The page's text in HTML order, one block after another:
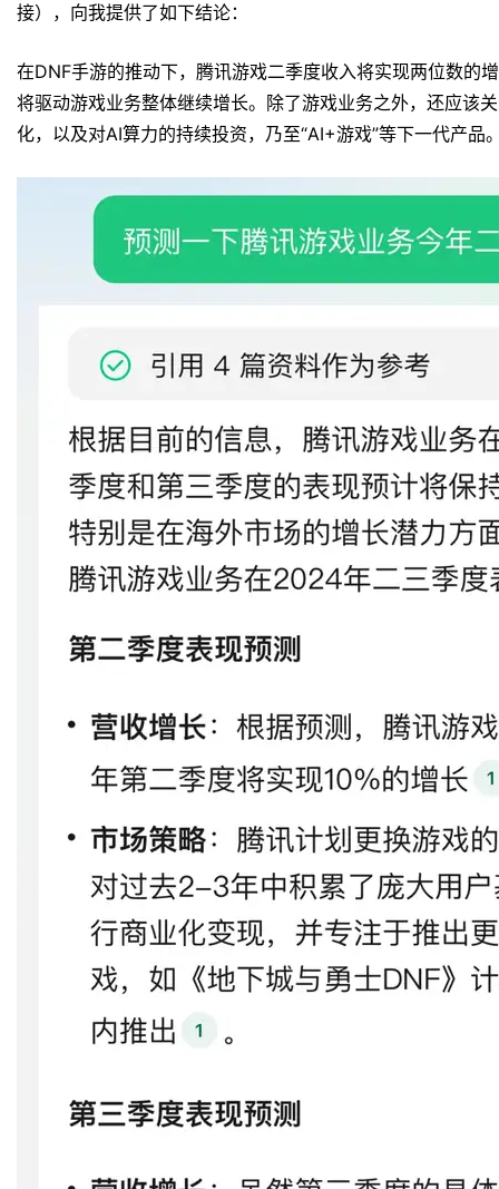
接），向我提供了如下结论：
在DNF手游的推动下，腾讯游戏二季度收入将实现两位数的
将驱动游戏业务整体继续增长。除了游戏业务之外，还应该
化，以及对AI算力的持续投资，乃至“AI+游戏”等下一代产品